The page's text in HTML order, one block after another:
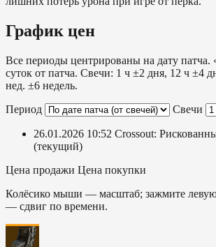
График цен
Все периоды центрированы на дату
суток от патча. Свечи: 1 ч ±2 дня, 12 ч ±4
нед. ±6 недель.
Период
Свечи
26.01.2026 10:52 Crossout:
(текущий)
Цена продажи Цена покупки
Колёсико мыши — масштаб; зажмите
— сдвиг по времени.